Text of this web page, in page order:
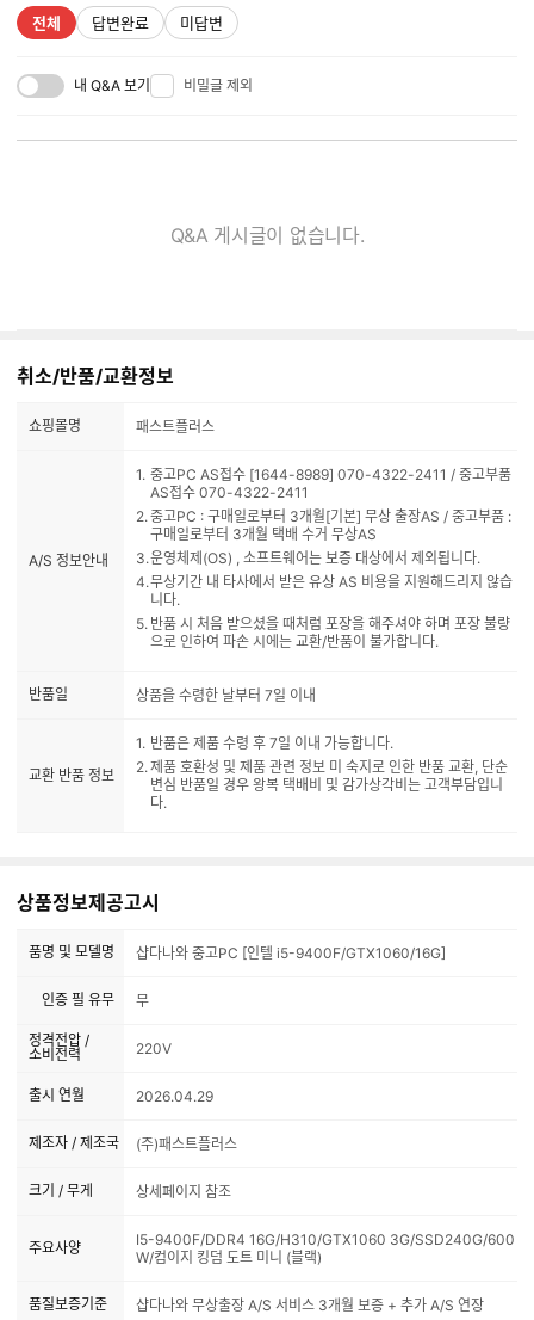
전체 답변완료 미답변
내 Q&A 보기 비밀글 제외
Q&A 게시글이 없습니다.
취소/반품/교환정보
쇼핑몰명 패스트플러스
A/S 정보안내
중고PC AS접수 [1644-8989] 070-4322-2411 / 중고부품
AS접수 070-4322-2411
중고PC : 구매일로부터 3개월[기본] 무상 출장AS / 중고부품 :
구매일로부터 3개월 택배 수거 무상AS
운영체제(OS) , 소프트웨어는 보증 대상에서 제외됩니다.
무상기간 내 타사에서 받은 유상 AS 비용을 지원해드리지 않습
니다.
반품 시 처음 받으셨을 때처럼 포장을 해주셔야 하며 포장 불량
으로 인하여 파손 시에는 교환/반품이 불가합니다.
반품일 상품을 수령한 날부터 7일 이내
교환 반품 정보
반품은 제품 수령 후 7일 이내 가능합니다.
제품 호환성 및 제품 관련 정보 미 숙지로 인한 반품 교환, 단순
변심 반품일 경우 왕복 택배비 및 감가상각비는 고객부담입니
다.
상품정보제공고시
품명 및 모델명 샵다나와 중고PC [인텔 i5-9400F/GTX1060/16G]
인증 필 유무 무
정격전압 /
소비전력
220V
출시 연월 2026.04.29
제조자 / 제조국 (주)패스트플러스
크기 / 무게 상세페이지 참조
주요사양
I5-9400F/DDR4 16G/H310/GTX1060 3G/SSD240G/600
W/컴이지 킹덤 도트 미니 (블랙)
품질보증기준 샵다나와 무상출장 A/S 서비스 3개월 보증 + 추가 A/S 연장